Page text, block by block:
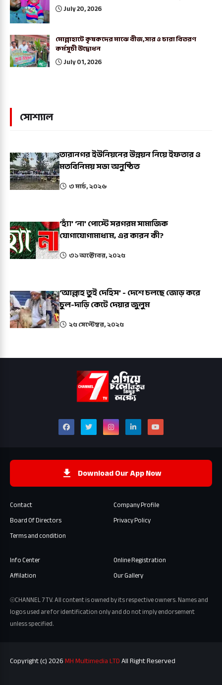
July 20, 2026
মোল্লাহাটে কৃষকদের মাঝে বীজ,সার ও চারা বিতরণ
কর্মসূচী উদ্বোধন
July 01, 2026
সোশ্যাল
তারানগর ইউনিয়নের উন্নয়ন নিয়ে ইফতার ও
মতবিনিময় সভা অনুষ্ঠিত
৩ মার্চ, ২০২৬
‘হ্যাঁ’ ‘না’ পোস্টে সরগরম সামাজিক
যোগাযোগামাধ্যম, এর কারন কী?
৩১ অক্টোবর, ২০২৫
‘আল্লাহ তুই দেহিস’ - দেশে চলছে জোড় করে
চুল-দাড়ি কেটে দেয়ার জুলুম
২৫ সেপ্টেম্বর, ২০২৫
Download Our App Now
Contact
Company Profile
Board Of Directors
Privacy Policy
Terms and condition
Info Center
Online Registration
Affilation
Our Gallery
⦾CHANNEL 7 TV. All content is owned by its respective owners. Names and
logos used are for identification only and do not imply endorsement
unless specified.
Copyright (c) 2026MH Multimedia LTDAll Right Reserved